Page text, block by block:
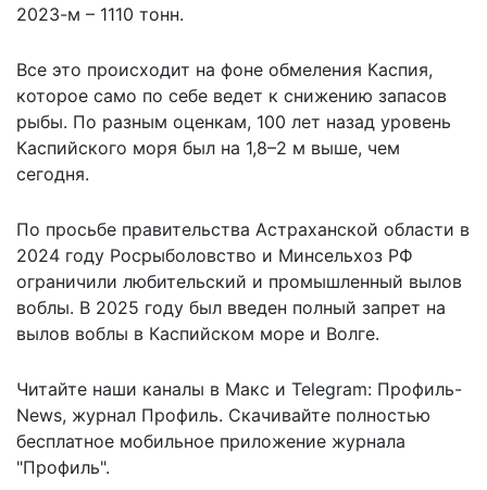
2023-м – 1110 тонн.
Все это происходит на фоне обмеления Каспия,
которое само по себе ведет к снижению запасов
рыбы. По разным оценкам, 100 лет назад уровень
Каспийского моря был на 1,8–2 м выше, чем
сегодня.
По просьбе правительства Астраханской области в
2024 году Росрыболовство и Минсельхоз РФ
ограничили любительский и промышленный вылов
воблы. В 2025 году был введен полный запрет на
вылов воблы в Каспийском море и Волге.
Читайте наши каналы в Макс и Telegram: Профиль-
News, журнал Профиль. Скачивайте полностью
бесплатное мобильное приложение журнала
"Профиль".